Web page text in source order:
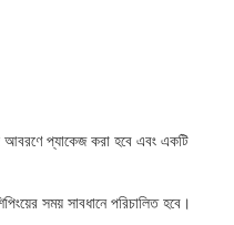
আবরণে প্যাকেজ করা হবে এবং একটি
সময় সাবধানে পরিচালিত হবে।